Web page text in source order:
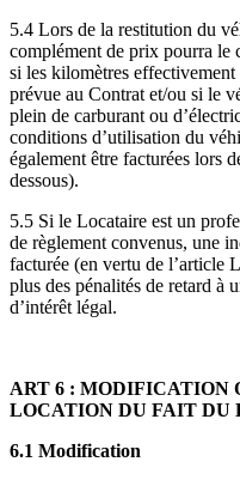
5.4 Lors de la restitution du
complément de prix pourra le
si les kilomètres effectivement
prévue au Contrat et/ou si le
plein de carburant ou
conditions d’utilisation du
également être facturées lors
dessous).
5.5 Si le Locataire est un
de règlement convenus, une
facturée (en vertu de l’article
plus des pénalités de retard à
d’intérêt légal.
ART 6 : MODIFICATION
LOCATION DU FAIT DU
6.1 Modification